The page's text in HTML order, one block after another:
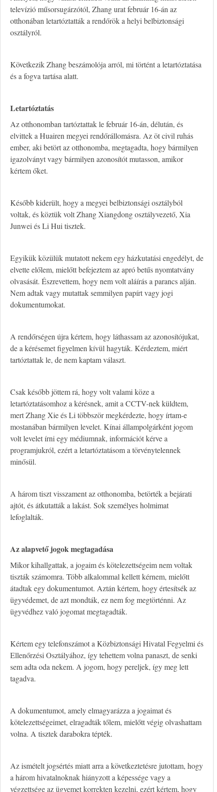
televízió műsorsugárzótól, Zhang urat február 16-án az
otthonában letartóztatták a rendőrök a helyi belbiztonsági
osztályról.
Következik Zhang beszámolója arról, mi történt a letartóztatása
és a fogva tartása alatt.
Letartóztatás
Az otthonomban tartóztattak le február 16-án, délután, és
elvittek a Huairen megyei rendőrállomásra. Az öt civil ruhás
ember, aki betört az otthonomba, megtagadta, hogy bármilyen
igazolványt vagy bármilyen azonosítót mutasson, amikor
kértem őket.
Később kiderült, hogy a megyei belbiztonsági osztályból
voltak, és köztük volt Zhang Xiangdong osztályvezető, Xia
Junwei és Li Hui tisztek.
Egyikük közülük mutatott nekem egy házkutatási engedélyt, de
elvette előlem, mielőtt befejeztem az apró betűs nyomtatvány
olvasását. Észrevettem, hogy nem volt aláírás a parancs alján.
Nem adtak vagy mutattak semmilyen papírt vagy jogi
dokumentumokat.
A rendőrségen újra kértem, hogy láthassam az azonosítójukat,
de a kérésemet figyelmen kívül hagyták. Kérdeztem, miért
tartóztattak le, de nem kaptam választ.
Csak később jöttem rá, hogy volt valami köze a
letartóztatásomhoz a kérésnek, amit a CCTV-nek küldtem,
mert Zhang Xie és Li többször megkérdezte, hogy írtam-e
mostanában bármilyen levelet. Kínai állampolgárként jogom
volt levelet írni egy médiumnak, információt kérve a
programjukról, ezért a letartóztatásom a törvénytelennek
minősül.
A három tiszt visszament az otthonomba, betörték a bejárati
ajtót, és átkutatták a lakást. Sok személyes holmimat
lefoglalták.
Az alapvető jogok megtagadása
Mikor kihallgattak, a jogaim és kötelezettségeim nem voltak
tiszták számomra. Több alkalommal kellett kérnem, mielőtt
átadtak egy dokumentumot. Aztán kértem, hogy értesítsék az
ügyvédemet, de azt mondták, ez nem fog megtörténni. Az
ügyvédhez való jogomat megtagadták.
Kértem egy telefonszámot a Közbiztonsági Hivatal Fegyelmi és
Ellenőrzési Osztályához, így tehettem volna panaszt, de senki
sem adta oda nekem. A jogom, hogy pereljek, így meg lett
tagadva.
A dokumentumot, amely elmagyarázza a jogaimat és
kötelezettségeimet, elragadták tőlem, mielőtt végig olvashattam
volna. A tisztek darabokra tépték.
Az ismételt jogsértés miatt arra a következtetésre jutottam, hogy
a három hivatalnoknak hiányzott a képessége vagy a
végzettsége az ügyemet korrekten kezelni, ezért kértem, hogy